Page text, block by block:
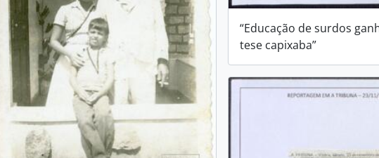
“Educação de surdos
tese capixaba”